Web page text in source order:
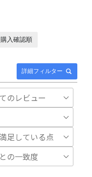
詳細フィルター
購入確認順